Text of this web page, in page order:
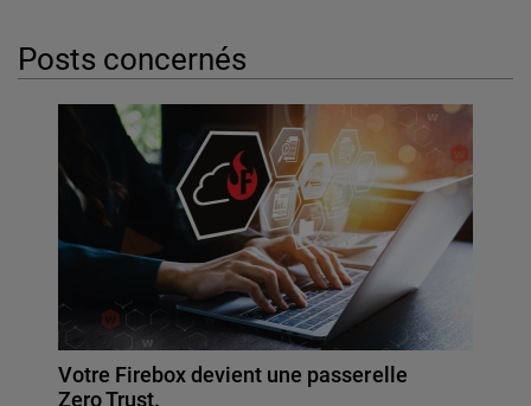
Posts concernés
Votre Firebox devient une passerelle
Zero Trust.